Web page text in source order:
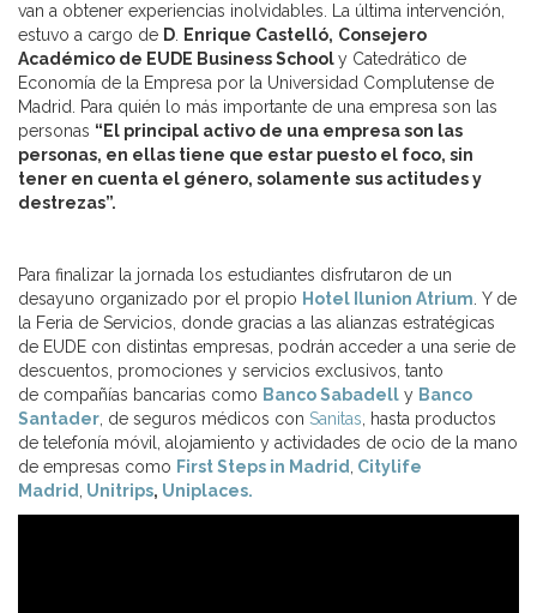
van a obtener experiencias inolvidables. La última intervención,
estuvo a cargo de D Enrique Castelló, Consejero
Académico de EUDE Business Schooly Catedrático de
Economía de la Empresa por la Universidad Complutense de
Madrid. Para quién lo más importante de una empresa son las
personas “El principal activo de una empresa son las
personas, en ellas tiene que estar puesto el foco, sin
tener en cuenta el género, solamente sus actitudes y
destrezas”.
Para finalizar la jornada los estudiantes disfrutaron de un
desayuno organizado por el propio Hotel Ilunion Atrium . Y de
la Feria de Servicios, donde gracias a las alianzas estratégicas
de EUDE con distintas empresas, podrán acceder a una serie de
descuentos, promociones y servicios exclusivos, tanto
de compañías bancarias como Banco Sabadell y Banco
Santader , de seguros médicos con Sanitas , hasta productos
de telefonía móvil, alojamiento y actividades de ocio de la mano
de empresas como First Steps in Madrid
Citylife
Madrid
Unitrips, Uniplaces.